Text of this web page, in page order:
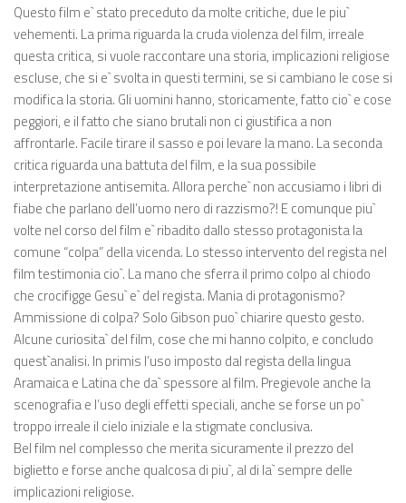
Questo film e` stato preceduto da molte critiche, due le piu`
vehementi. La prima riguarda la cruda violenza del film, irreale
questa critica, si vuole raccontare una storia, implicazioni religiose
escluse, che si e` svolta in questi termini, se si cambiano le cose si
modifica la storia. Gli uomini hanno, storicamente, fatto cio` e cose
peggiori, e il fatto che siano brutali non ci giustifica a non
affrontarle. Facile tirare il sasso e poi levare la mano. La seconda
critica riguarda una battuta del film, e la sua possibile
interpretazione antisemita. Allora perche` non accusiamo i libri di
fiabe che parlano dell’uomo nero di razzismo?! E comunque piu`
volte nel corso del film e` ribadito dallo stesso protagonista la
comune “colpa” della vicenda. Lo stesso intervento del regista nel
film testimonia cio`. La mano che sferra il primo colpo al chiodo
che crocifigge Gesu` e` del regista. Mania di protagonismo?
Ammissione di colpa? Solo Gibson puo` chiarire questo gesto.
Alcune curiosita` del film, cose che mi hanno colpito, e concludo
quest`analisi. In primis l’uso imposto dal regista della lingua
Aramaica e Latina che da` spessore al film. Pregievole anche la
scenografia e l’uso degli effetti speciali, anche se forse un po`
troppo irreale il cielo iniziale e la stigmate conclusiva.
Bel film nel complesso che merita sicuramente il prezzo del
biglietto e forse anche qualcosa di piu`, al di la` sempre delle
implicazioni religiose.